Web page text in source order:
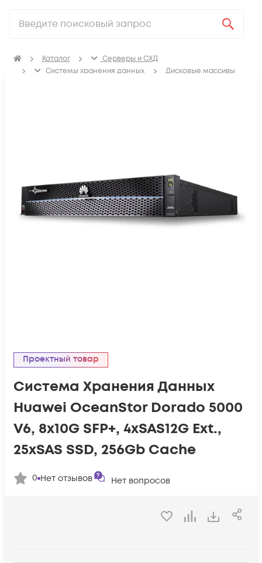
Каталог
Серверы и СХД
Системы хранения данных
Дисковые массивы
Проектный товар
Система Хранения Данных
Huawei OceanStor Dorado 5000
V6, 8x10G SFP+, 4xSAS12G Ext.,
25xSAS SSD, 256Gb Cache
0 Нет отзывов Нет вопросов